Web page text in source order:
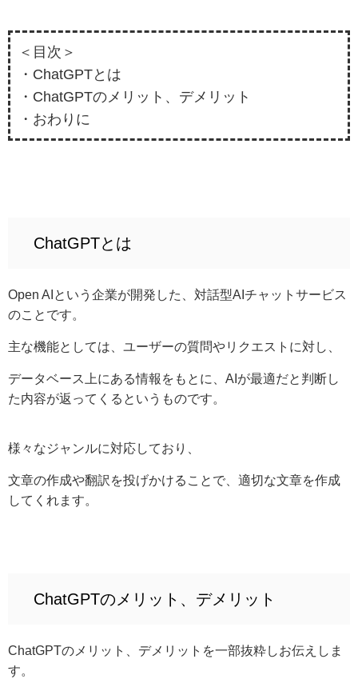
＜目次＞
・ChatGPTとは
・ChatGPTのメリット、デメリット
・おわりに
ChatGPTとは
Open AIという企業が開発した、対話型AIチャットサービス
のことです。
主な機能としては、ユーザーの質問やリクエストに対し、
データベース上にある情報をもとに、AIが最適だと判断し
た内容が返ってくるというものです。
様々なジャンルに対応しており、
文章の作成や翻訳を投げかけることで、適切な文章を作成
してくれます。
ChatGPTのメリット、デメリット
ChatGPTのメリット、デメリットを一部抜粋しお伝えしま
す。